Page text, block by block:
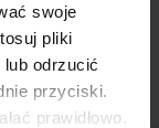
swoje
pliki
odrzucić
przyciski.
prawidłowo.